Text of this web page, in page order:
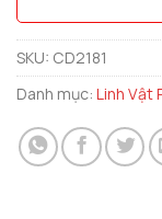
SKU: CD2181
Danh mục: Linh Vật